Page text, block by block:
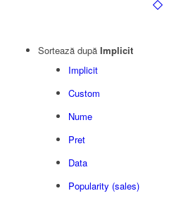
Sortează după Implicit
Implicit
Custom
Nume
Pret
Data
Popularity (sales)